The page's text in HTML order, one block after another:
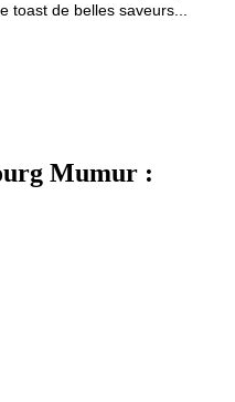
toast de belles saveurs...
Mumur :